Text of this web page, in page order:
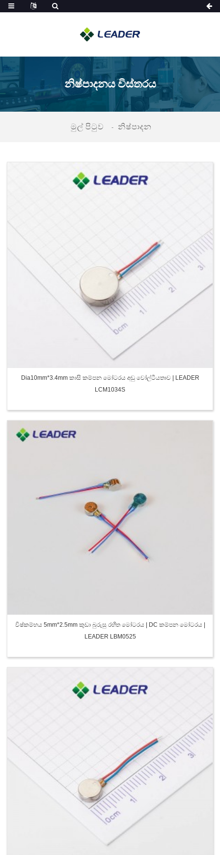
නිෂ්පාදනය විස්තරය
මුල් පිටුව නිෂ්පාදන
Dia10mm*3.4mm කාසි කම්පන මෝටරය අඩු වෝල්ටීයතාව | LEADER
LCM1034S
විෂ්කම්භය 5mm*2.5mm කුඩා බුරුසු රහිත මෝටරය | DC කම්පන මෝටරය |
LEADER LBM0525